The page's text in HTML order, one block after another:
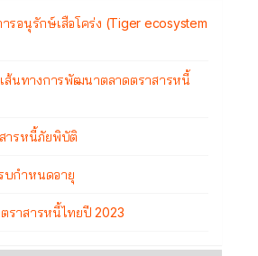
รอนุรักษ์เสือโคร่ง (Tiger ecosystem
ส้นทางการพัฒนาตลาดตราสารหนี้
ารหนี้ภัยพิบัติ
บกำหนดอายุ
ราสารหนี้ไทยปี 2023